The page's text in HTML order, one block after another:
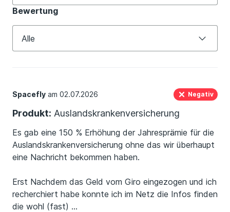
Alle
Auslandskrankenversicherung
Bewertung
Alle
Spacefly am 02.07.2026 Negativ
Produkt: Auslandskrankenversicherung
Es gab eine 150 % Erhöhung der Jahresprämie für die
Auslandskrankenversicherung ohne das wir überhaupt
eine Nachricht bekommen haben.
Erst Nachdem das Geld vom Giro eingezogen und ich
recherchiert habe konnte ich im Netz die Infos finden
die wohl (fast) …